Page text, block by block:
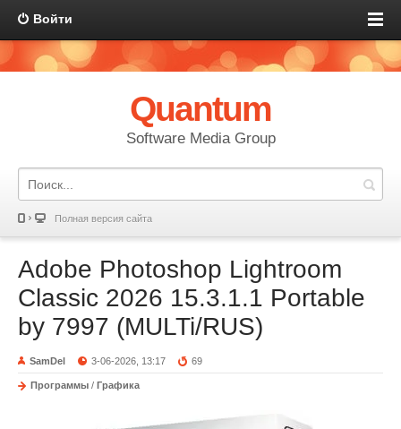
Войти
Quantum
Software Media Group
Полная версия сайта
Adobe Photoshop Lightroom
Classic 2026 15.3.1.1 Portable
by 7997 (MULTi/RUS)
SamDel 3-06-2026, 13:17 69
Программы / Графика